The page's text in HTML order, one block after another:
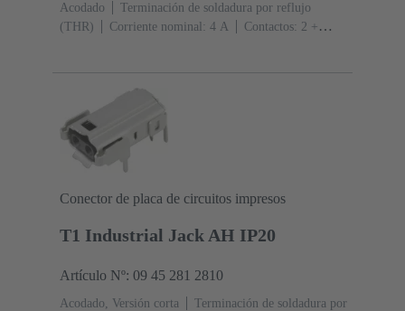
Acodado
Terminación de soldadura por reflujo
(THR)
Corriente nominal: ‌4 A
Contactos: 2 +
Conector de placa de circuitos impresos
T1 Industrial Jack AH IP20
Artículo Nº: 09 45 281 2810
Acodado, Versión corta
Terminación de soldadura por